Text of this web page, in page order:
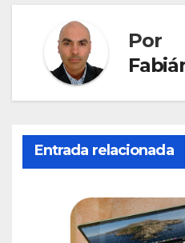
Por
Entrada relacionada